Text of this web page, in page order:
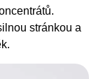
stránkou a